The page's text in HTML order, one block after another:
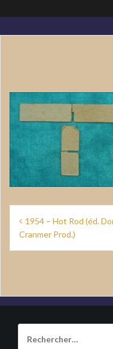
Navigation
de
l’article
1954 – Hot Rod (éd.
Cranmer Prod.)